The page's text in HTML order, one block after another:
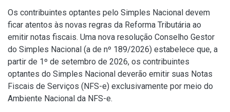
Os contribuintes optantes pelo Simples Nacional devem
ficar atentos às novas regras da Reforma Tributária ao
emitir notas fiscais. Uma nova resolução Conselho Gestor
do Simples Nacional (a de nº 189/2026) estabelece que, a
partir de 1º de setembro de 2026, os contribuintes
optantes do Simples Nacional deverão emitir suas Notas
Fiscais de Serviços (NFS-e) exclusivamente por meio do
Ambiente Nacional da NFS-e.